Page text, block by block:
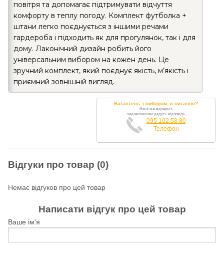
повітря та допомагає підтримувати відчуття
комфорту в теплу погоду. Комплект футболка +
штани легко поєднується з іншими речами
гардероба і підходить як для прогулянок, так і для
дому. Лаконічний дизайн робить його
універсальним вибором на кожен день. Це
зручний комплект, який поєднує якість, м’якість і
приємний зовнішній вигляд.
Вагаєтесь з вибором, є питання?
Наші менеджери з
задоволенням дадуть відповідь
095 102 58 80
Телефон
Відгуки про товар (0)
Немає відгуков про цей товар
Написати відгук про цей товар
Ваше ім'я